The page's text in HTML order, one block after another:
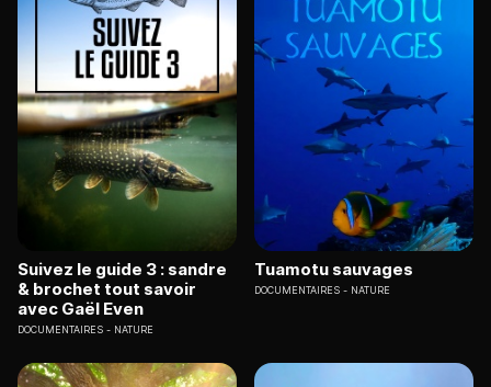
Suivez le guide 3 : sandre
& brochet tout savoir
avec Gaël Even
DOCUMENTAIRES NATURE
Tuamotu sauvages
DOCUMENTAIRES NATURE